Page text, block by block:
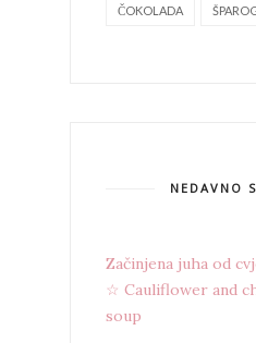
ČOKOLADA
NEDAVNO
Začinjena juha od
☆ Cauliflower and
soup